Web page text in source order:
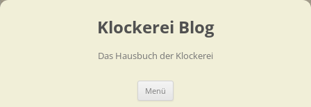
Klockerei Blog
Das Hausbuch der Klockerei
Menü